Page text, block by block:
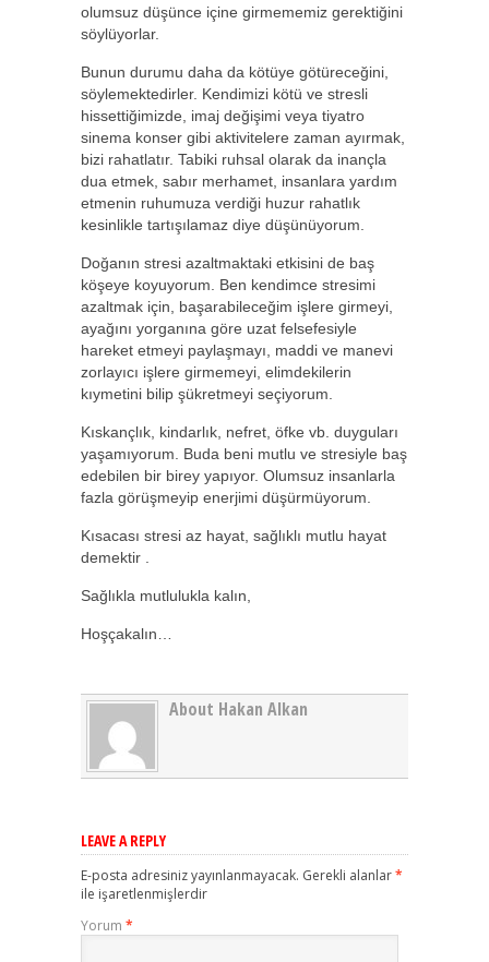
olumsuz düşünce içine girmememiz gerektiğini
söylüyorlar.
Bunun durumu daha da kötüye götüreceğini,
söylemektedirler. Kendimizi kötü ve stresli
hissettiğimizde, imaj değişimi veya tiyatro
sinema konser gibi aktivitelere zaman ayırmak,
bizi rahatlatır. Tabiki ruhsal olarak da inançla
dua etmek, sabır merhamet, insanlara yardım
etmenin ruhumuza verdiği huzur rahatlık
kesinlikle tartışılamaz diye düşünüyorum.
Doğanın stresi azaltmaktaki etkisini de baş
köşeye koyuyorum. Ben kendimce stresimi
azaltmak için, başarabileceğim işlere girmeyi,
ayağını yorganına göre uzat felsefesiyle
hareket etmeyi paylaşmayı, maddi ve manevi
zorlayıcı işlere girmemeyi, elimdekilerin
kıymetini bilip şükretmeyi seçiyorum.
Kıskançlık, kindarlık, nefret, öfke vb. duyguları
yaşamıyorum. Buda beni mutlu ve stresiyle baş
edebilen bir birey yapıyor. Olumsuz insanlarla
fazla görüşmeyip enerjimi düşürmüyorum.
Kısacası stresi az hayat, sağlıklı mutlu hayat
demektir .
Sağlıkla mutlulukla kalın,
Hoşçakalın…
About Hakan Alkan
LEAVE A REPLY
E-posta adresiniz yayınlanmayacak. Gerekli alanlar*
ile işaretlenmişlerdir
Yorum *